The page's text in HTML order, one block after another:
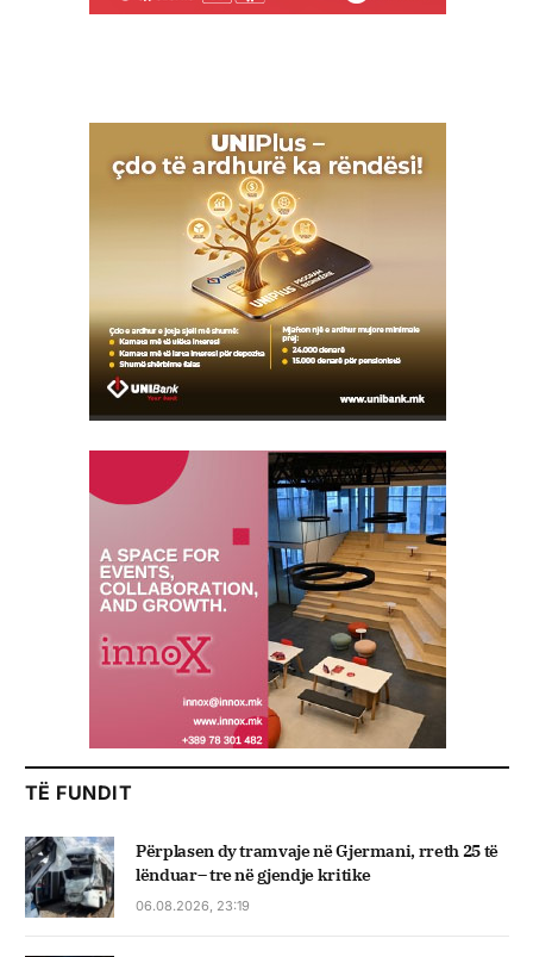
TË FUNDIT
Përplasen dy tramvaje në Gjermani, rreth 25 të
lënduar– tre në gjendje kritike
06.08.2026, 23:19